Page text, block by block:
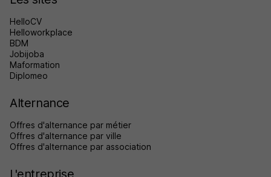
HelloCV
Helloworkplace
BDM
Jobijoba
Maformation
Diplomeo
Alternance
Offres d'alternance par métier
Offres d'alternance par ville
Offres d'alternance par association